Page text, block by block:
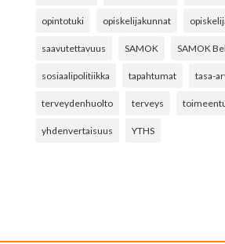
opintotuki opiskelijakunnat
saavutettavuus SAMOK SAMOK
sosiaalipolitiikka tapahtumat tasa-
terveydenhuolto terveys
yhdenvertaisuus YTHS